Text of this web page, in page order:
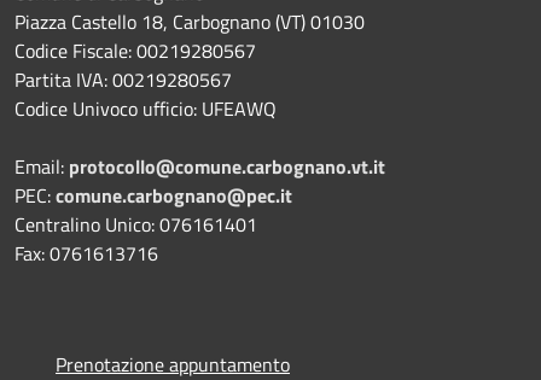
Piazza Castello 18, Carbognano (VT) 01030
Codice Fiscale: 00219280567
Partita IVA: 00219280567
Codice Univoco ufficio: UFEAWQ
Email: protocollo@comune.carbognano.vt.it
PEC:comune.carbognano@pec.it
Centralino Unico: 076161401
Fax: 0761613716
Prenotazione appuntamento